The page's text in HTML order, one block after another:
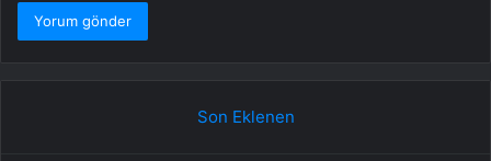
Son Eklenen